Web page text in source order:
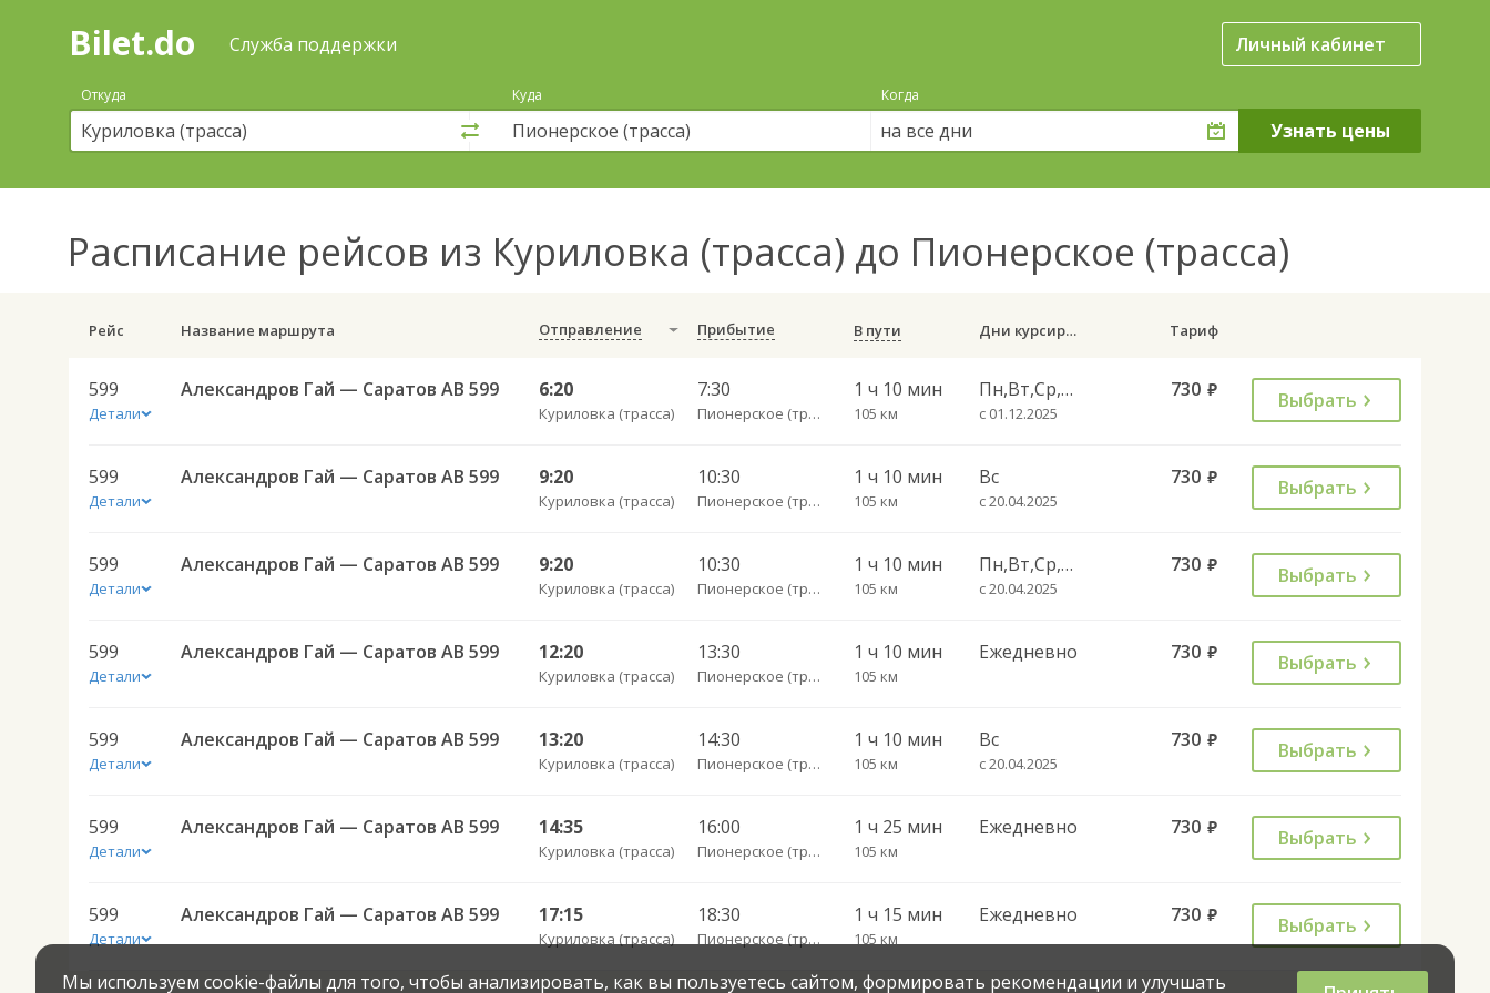
Поиск
покупка
билетов
автобус
онлайн
Bilet.do Служба поддержки Личный кабинет
Откуда Куда Когда
на все дни
Расписание рейсов из Куриловка (трасса) до Пионерское (трасса)
Рейс Название маршрута Отправление Прибытие В пути Дни курсирования Тариф
599
Детали
Александров Гай — Саратов АВ 599 6:20
Куриловка (трасса)
7:30
Пионерское (трасса)
1 ч 10 мин
105 км
Пн,Вт,Ср,Чт,Пт,Сб
с 01.12.2025
730 руб. Выбрать
599
Детали
Александров Гай — Саратов АВ 599 9:20
Куриловка (трасса)
10:30
Пионерское (трасса)
1 ч 10 мин
105 км
Вс
с 20.04.2025
730 руб. Выбрать
599
Детали
Александров Гай — Саратов АВ 599 9:20
Куриловка (трасса)
10:30
Пионерское (трасса)
1 ч 10 мин
105 км
Пн,Вт,Ср,Чт,Пт,Сб
с 20.04.2025
730 руб. Выбрать
599
Детали
Александров Гай — Саратов АВ 599 12:20
Куриловка (трасса)
13:30
Пионерское (трасса)
1 ч 10 мин
105 км
Ежедневно 730 руб. Выбрать
599
Детали
Александров Гай — Саратов АВ 599 13:20
Куриловка (трасса)
14:30
Пионерское (трасса)
1 ч 10 мин
105 км
Вс
с 20.04.2025
730 руб. Выбрать
599
Детали
Александров Гай — Саратов АВ 599 14:35
Куриловка (трасса)
16:00
Пионерское (трасса)
1 ч 25 мин
105 км
Ежедневно 730 руб. Выбрать
599
Детали
Александров Гай — Саратов АВ 599 17:15
Куриловка (трасса)
18:30
Пионерское (трасса)
1 ч 15 мин
105 км
Ежедневно 730 руб. Выбрать
Мы используем cookie-файлы для того, чтобы анализировать, как вы пользуетесь сайтом, формировать рекомендации и улучшать